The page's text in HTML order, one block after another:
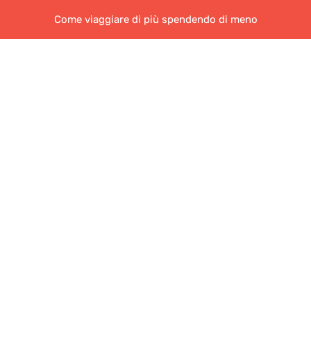
Come viaggiare di più spendendo di meno